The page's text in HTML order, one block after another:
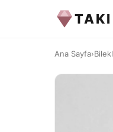
Ana Sayfa›